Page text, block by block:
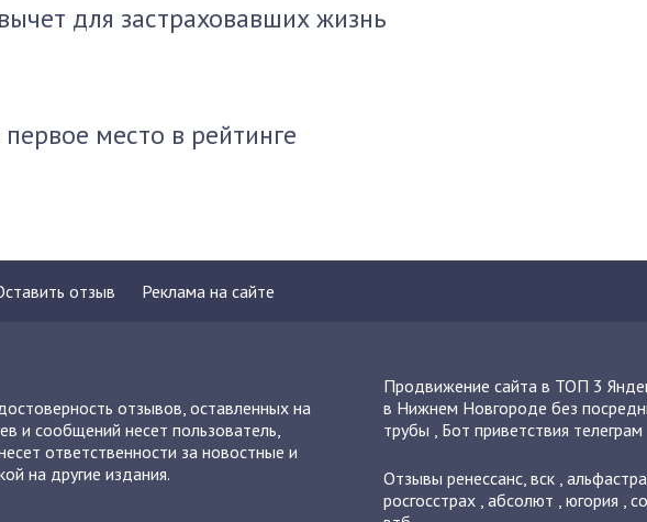
для застраховавших жизнь
место в рейтинге
отзыв Реклама на сайте
отзывов, оставленных на
и сообщений несет пользователь,
ответственности за новостные и
на другие издания.
Продвижение сайта в ТОП 3
в Нижнем Новгороде без
трубы , Бот приветствия телеграм
Отзывы ренессанс, вск,
росгосстрах, абсолют , югория ,